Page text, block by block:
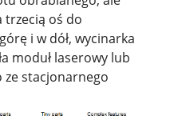
trzecią oś do
i w dół, wycinarka
moduł laserowy lub
ze stacjonarnego